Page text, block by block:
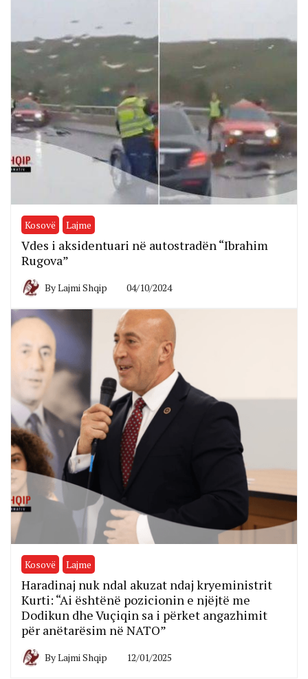
Kosovë Lajme
Vdes i aksidentuari në autostradën “Ibrahim
Rugova”
ByLajmi Shqip 04/10/2024
Kosovë Lajme
Haradinaj nuk ndal akuzat ndaj kryeministrit
Kurti: “Ai ështënë pozicionin e njëjtë me
Dodikun dhe Vuçiqin sa i përket angazhimit
për anëtarësim në NATO”
ByLajmi Shqip 12/01/2025